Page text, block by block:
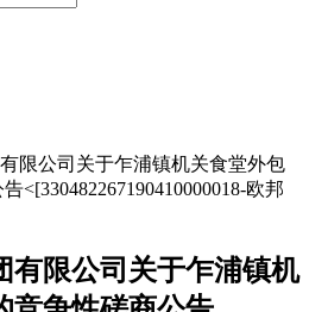
限公司关于乍浦镇机关食堂外包
<[330482267190410000018-欧邦
有限公司关于乍浦镇机